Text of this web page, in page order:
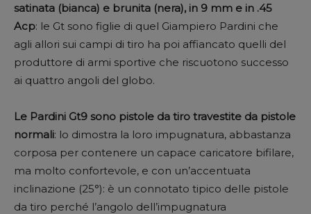
satinata (bianca) e brunita (nera), in 9 mm e in .45
Acp: le Gt sono figlie di quel Giampiero Pardini che
agli allori sui campi di tiro ha poi affiancato quelli del
produttore di armi sportive che riscuotono successo
ai quattro angoli del globo.
Le Pardini Gt9 sono pistole da tiro travestite da pistole
normali: lo dimostra la loro impugnatura, abbastanza
corposa per contenere un capace caricatore bifilare,
ma molto confortevole, e con un’accentuata
inclinazione (25°): è un connotato tipico delle pistole
da tiro perché l’angolo dell’impugnatura